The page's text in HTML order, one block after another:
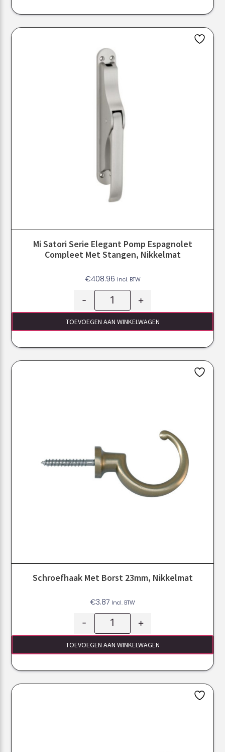
Mi Satori Serie Elegant Pomp Espagnolet
Compleet Met Stangen, Nikkelmat
€408.96 Incl. BTW
- +
TOEVOEGEN AAN WINKELWAGEN
Schroefhaak Met Borst 23mm, Nikkelmat
€3.87 Incl. BTW
- +
TOEVOEGEN AAN WINKELWAGEN